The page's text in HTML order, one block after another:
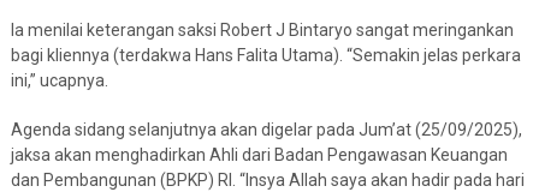
Ia menilai keterangan saksi Robert J Bintaryo sangat meringankan
bagi kliennya (terdakwa Hans Falita Utama). “Semakin jelas perkara
ini,” ucapnya.
Agenda sidang selanjutnya akan digelar pada Jum’at (25/09/2025),
jaksa akan menghadirkan Ahli dari Badan Pengawasan Keuangan
dan Pembangunan (BPKP) RI. “Insya Allah saya akan hadir pada hari